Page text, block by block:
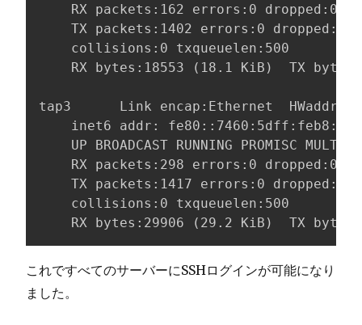
RX packets:162 errors:0 dropped:0
TX packets:1402 errors:0 dropped:0
    collisions:0 txqueuelen:500
RX bytes:18553 (18.1 KiB)  TX
tap3      Link encap:Ethernet  HWaddr
inet6 addr:
UP BROADCAST RUNNING PROMISC
RX packets:298 errors:0 dropped:0
TX packets:1417 errors:0 dropped:0
    collisions:0 txqueuelen:500
RX bytes:29906 (29.2 KiB)  TX
これですべてのサーバーにSSHログインが可能になり
ました。